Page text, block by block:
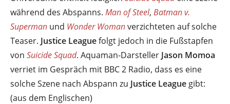
während des Abspanns. Man of Steel, Batman v.
Superman und Wonder Womanverzichteten auf solche
Teaser. Justice Leaguefolgt jedoch in die Fußstapfen
von Suicide Squad. Aquaman-Darsteller Jason Momoa
verriet im Gespräch mit BBC 2 Radio, dass es eine
solche Szene nach Abspann zu Justice League gibt:
(aus dem Englischen)